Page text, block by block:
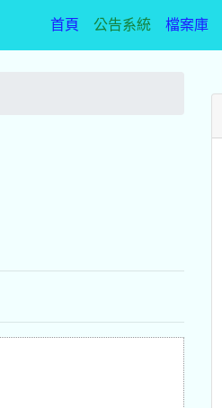
首頁(current)
公告系統 檔案庫